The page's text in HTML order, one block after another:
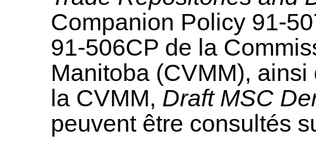
Companion Policy 91-
91-506CP de la
Manitoba (CVMM),
la CVMM, Draft MSC
peuvent être consultés